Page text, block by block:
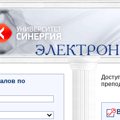
по